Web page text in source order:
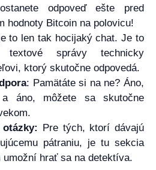
odpoveď ešte pred
hodnoty Bitcoin na polovicu!
to len tak hocijaký chat. Je to
správy technicky
ktorý skutočne odpovedá.
: Pamätáte si na ne? Áno,
áno, môžete sa skutočne
Pre tých, ktorí dávajú
pátraniu, je tu sekcia
umožní hrať sa na detektíva.